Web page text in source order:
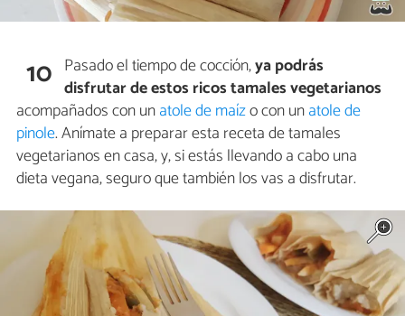
10 Pasado el tiempo de cocción,ya podrás
disfrutar de estos ricos tamales vegetarianos
acompañados con unatole de maízo con unatole de
pinole. Anímate a preparar esta receta de tamales
vegetarianos en casa, y, si estás llevando a cabo una
dieta vegana, seguro que también los vas a disfrutar.